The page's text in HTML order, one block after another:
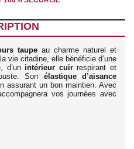
taupeau charme naturel et
vie citadine, elle bénéficie d’une
d’un intérieur cuirrespirant et
Son élastique d’aisance
assurant un bon maintien. Avec
vos journées avec